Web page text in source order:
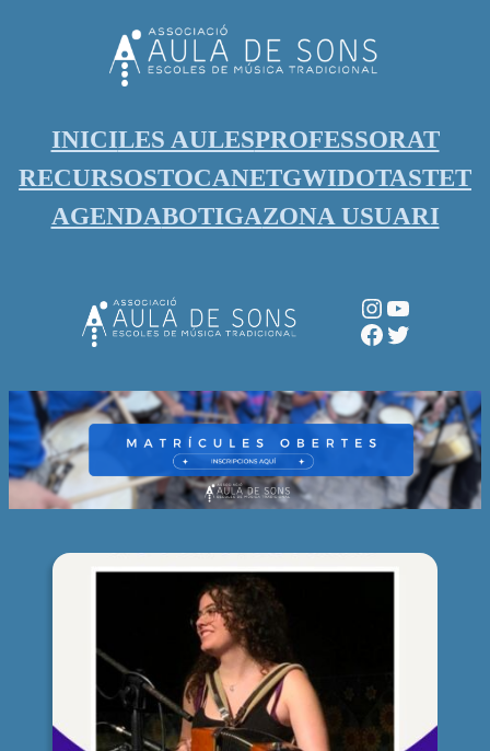
INICILES AULESPROFESSORAT
RECURSOSTOCANETGWIDOTASTET
AGENDABOTIGAZONA USUARI
Instagram
YouTube
Facebook
Twitter